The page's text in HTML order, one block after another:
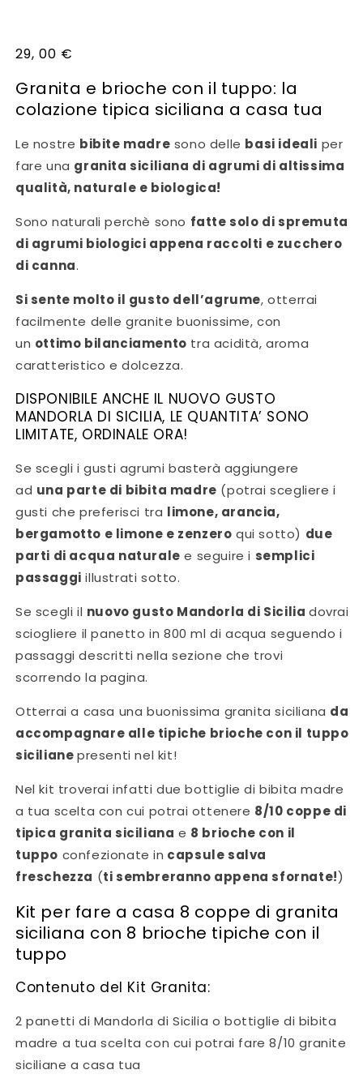
29, 00 €
Granita e brioche con il tuppo: la
colazione tipica siciliana a casa tua
Le nostre bibite madre sono delle basi ideali per
fare una granita siciliana di agrumi di altissima
qualità, naturale e biologica!
Sono naturali perchè sono fatte solo di spremuta
di agrumi biologici appena raccolti e zucchero
di canna.
Si sente molto il gusto dell’agrume, otterrai
facilmente delle granite buonissime, con
un ottimo bilanciamento tra acidità, aroma
caratteristico e dolcezza.
DISPONIBILE ANCHE IL NUOVO GUSTO
MANDORLA DI SICILIA, LE QUANTITA’ SONO
LIMITATE, ORDINALE ORA!
Se scegli i gusti agrumi basterà aggiungere
ad una parte di bibita madre (potrai scegliere i
gusti che preferisci tra limone, arancia,
bergamotto e limone e zenzero qui sotto) due
parti di acqua naturale e seguire i semplici
passaggi illustrati sotto.
Se scegli il nuovo gusto Mandorla di Sicilia dovrai
sciogliere il panetto in 800 ml di acqua seguendo i
passaggi descritti nella sezione che trovi
scorrendo la pagina.
Otterrai a casa una buonissima granita siciliana da
accompagnare alle tipiche brioche con il tuppo
sicilianepresenti nel kit!
Nel kit troverai infatti due bottiglie di bibita madre
a tua scelta con cui potrai ottenere 8/10 coppe di
tipica granita siciliana e 8 brioche con il
tuppo confezionate in capsule salva
freschezza (ti sembreranno appena sfornate!)
Kit per fare a casa 8 coppe di granita
siciliana con 8 brioche tipiche con il
tuppo
Contenuto del Kit Granita:
2 panetti di Mandorla di Sicilia o bottiglie di bibita
madre a tua scelta con cui potrai fare 8/10 granite
siciliane a casa tua